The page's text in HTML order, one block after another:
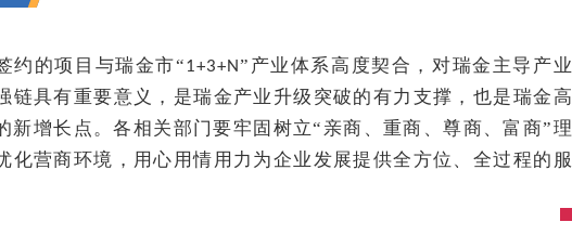
约的项目与瑞金市“1+3+N”产业体系高度契合，对瑞金主导产业
链具有重要意义，是瑞金产业升级突破的有力支撑，也是瑞金高
新增长点。各相关部门要牢固树立“亲商、重商、尊商、富商”理
化营商环境，用心用情用力为企业发展提供全方位、全过程的服